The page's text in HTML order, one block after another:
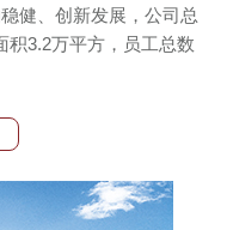
健、创新发展，公司总
积3.2万平方，员工总数